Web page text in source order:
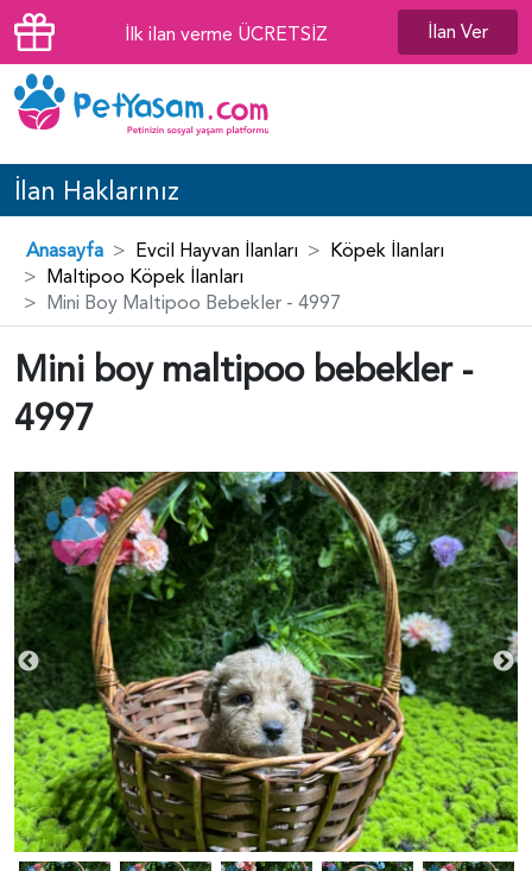
İlk ilan verme ÜCRETSİZ İlan Ver
İlan Haklarınız
Anasayfa Evcil Hayvan İlanları
Köpek İlanları
Maltipoo Köpek İlanları
Mini Boy Maltipoo Bebekler - 4997
Mini boy maltipoo bebekler -
4997